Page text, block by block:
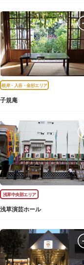
根岸・入谷・金杉エリア
子規庵
浅草中央部エリア
浅草演芸ホール